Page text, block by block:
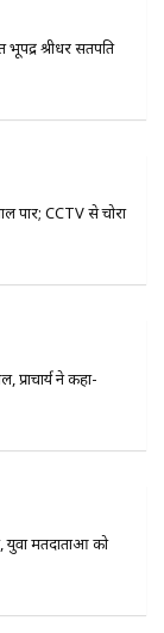
श्रीधर सतपति
पार; CCTV से चोरों
ने कहा-
युवा मतदाताओं को